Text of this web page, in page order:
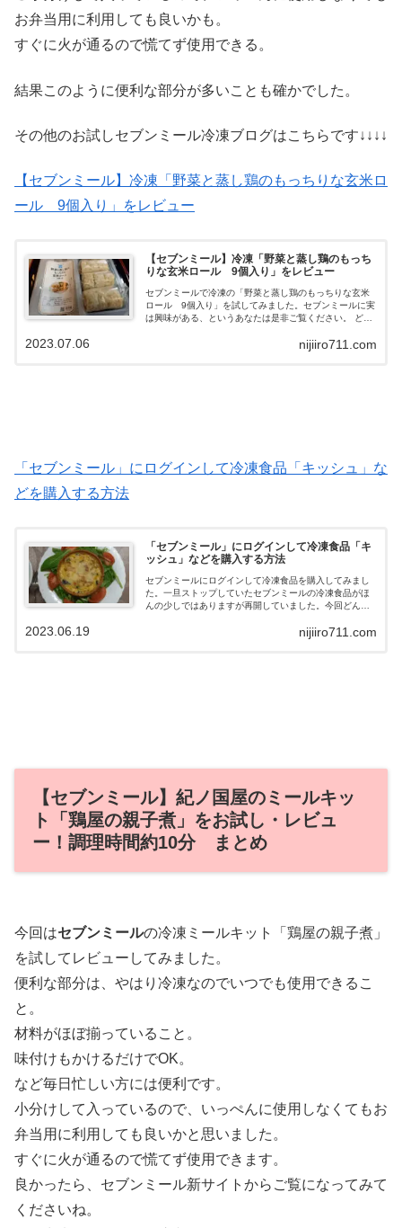
お弁当用に利用しても良いかも。
すぐに火が通るので慌てず使用できる。
結果このように便利な部分が多いことも確かでした。
その他のお試しセブンミール冷凍ブログはこちらです↓↓↓↓
【セブンミール】冷凍「野菜と蒸し鶏のもっちりな玄米ロ
ール 9個入り」をレビュー
【セブンミール】冷凍「野菜と蒸し鶏のもっち
りな玄米ロール 9個入り」をレビュー
セブンミールで冷凍の「野菜と蒸し鶏のもっちりな玄米
ロール 9個入り」を試してみました。セブンミールに実
は興味がある、というあなたは是非ご覧ください。 どん
どう？ということがこのブログでわかります。nijiiro711.com
2023.07.06
「セブンミール」にログインして冷凍食品「キッシュ」な
どを購入する方法
「セブンミール」にログインして冷凍食品「キ
ッシュ」などを購入する方法
セブンミールにログインして冷凍食品を購入してみまし
た。一旦ストップしていたセブンミールの冷凍食品がほ
んの少しではありますが再開していました。今回どんな
になったセブンミールの冷凍食品今回は「キッシュ」を
nijiiro711.com
2023.06.19
【セブンミール】紀ノ国屋のミールキッ
ト「鶏屋の親子煮」をお試し・レビュ
ー！調理時間約10分 まとめ
今回はセブンミールの冷凍ミールキット「鶏屋の親子煮」
を試してレビューしてみました。
便利な部分は、やはり冷凍なのでいつでも使用できるこ
と。
材料がほぼ揃っていること。
味付けもかけるだけでOK。
など毎日忙しい方には便利です。
小分けして入っているので、いっぺんに使用しなくてもお
弁当用に利用しても良いかと思いました。
すぐに火が通るので慌てず使用できます。
良かったら、セブンミール新サイトからご覧になってみて
くださいね。